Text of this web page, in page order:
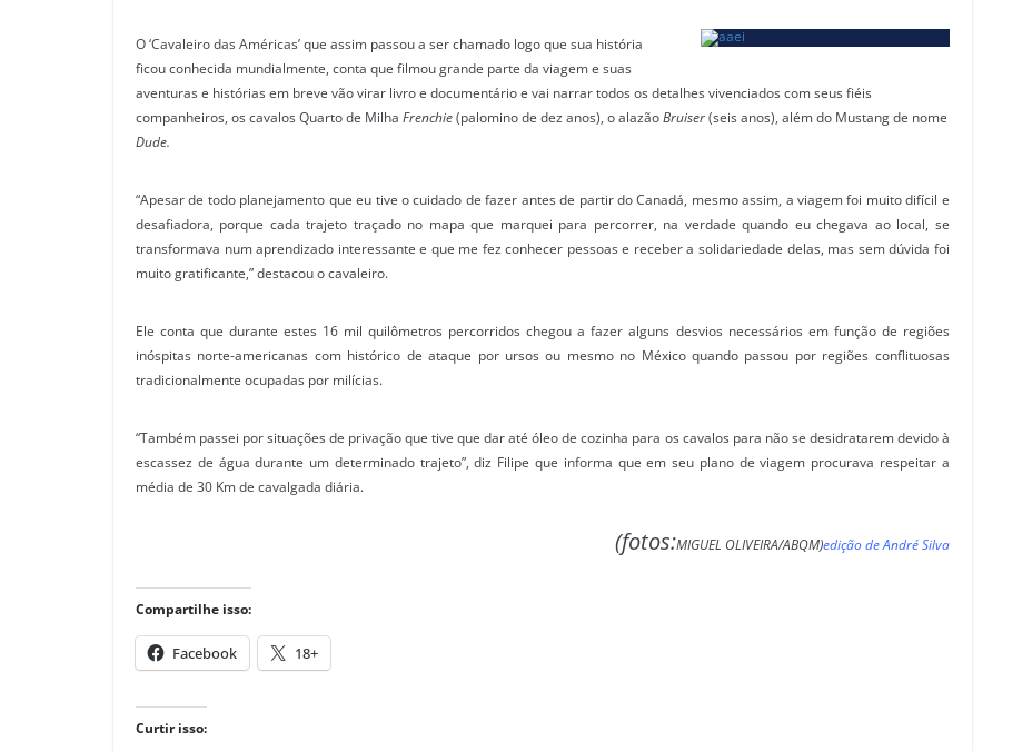
O ‘Cavaleiro das Américas’ que assim passou a ser chamado logo que sua história
ficou conhecida mundialmente, conta que filmou grande parte da viagem e suas
aventuras e histórias em breve vão virar livro e documentário e vai narrar todos os detalhes vivenciados com seus fiéis
companheiros, os cavalos Quarto de Milha Frenchie(palomino de dez anos), o alazãoBruiser(seis anos), além do Mustang de nome
Dude.
“Apesar de todo planejamento que eu tive o cuidado de fazer antes de partir do Canadá, mesmo assim, a viagem foi muito difícil e
desafiadora, porque cada trajeto traçado no mapa que marquei para percorrer, na verdade quando eu chegava ao local, se
transformava num aprendizado interessante e que me fez conhecer pessoas e receber a solidariedade delas, mas sem dúvida foi
muito gratificante,” destacou o cavaleiro.
Ele conta que durante estes 16 mil quilômetros percorridos chegou a fazer alguns desvios necessários em função de regiões
inóspitas norte-americanas com histórico de ataque por ursos ou mesmo no México quando passou por regiões conflituosas
tradicionalmente ocupadas por milícias.
“Também passei por situações de privação que tive que dar até óleo de cozinha para os cavalos para não se desidratarem devido à
escassez de água durante um determinado trajeto”, diz Filipe que informa que em seu plano de viagem procurava respeitar a
média de 30 Km de cavalgada diária.
(fotos:MIGUEL OLIVEIRA/ABQM)edição de André Silva
Compartilhe isso:
Facebook 18+
Curtir isso: